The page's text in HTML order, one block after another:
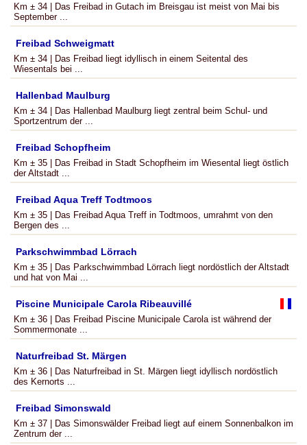
Km ± 34 | Das Freibad in Gutach im Breisgau ist meist von Mai bis
September ...
Freibad Schweigmatt
Km ± 34 | Das Freibad liegt idyllisch in einem Seitental des
Wiesentals bei ...
Hallenbad Maulburg
Km ± 34 | Das Hallenbad Maulburg liegt zentral beim Schul- und
Sportzentrum der ...
Freibad Schopfheim
Km ± 35 | Das Freibad in Stadt Schopfheim im Wiesental liegt östlich
der Altstadt ...
Freibad Aqua Treff Todtmoos
Km ± 35 | Das Freibad Aqua Treff in Todtmoos, umrahmt von den
Bergen des ...
Parkschwimmbad Lörrach
Km ± 35 | Das Parkschwimmbad Lörrach liegt nordöstlich der Altstadt
und hat von Mai ...
Piscine Municipale Carola Ribeauvillé
Km ± 36 | Das Freibad Piscine Municipale Carola ist während der
Sommermonate ...
Naturfreibad St. Märgen
Km ± 36 | Das Naturfreibad in St. Märgen liegt idyllisch nordöstlich
des Kernorts ...
Freibad Simonswald
Km ± 37 | Das Simonswälder Freibad liegt auf einem Sonnenbalkon im
Zentrum der ...